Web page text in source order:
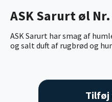
ASK Sarurt øl
ASK Sarurt har smag af
og salt duft af rugbrød og
Tilføj